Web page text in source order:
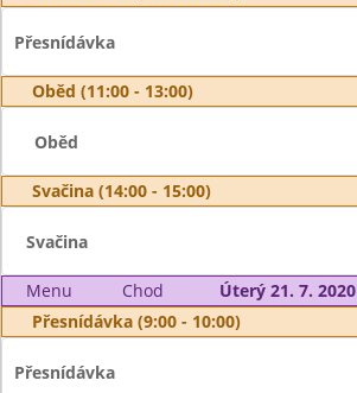
Přesnídávka
Oběd (11:00 - 13:00)
Oběd
Svačina (14:00 - 15:00)
Svačina
Menu Chod
Úterý 21. 7. 2020
Přesnídávka (9:00 - 10:00)
Přesnídávka